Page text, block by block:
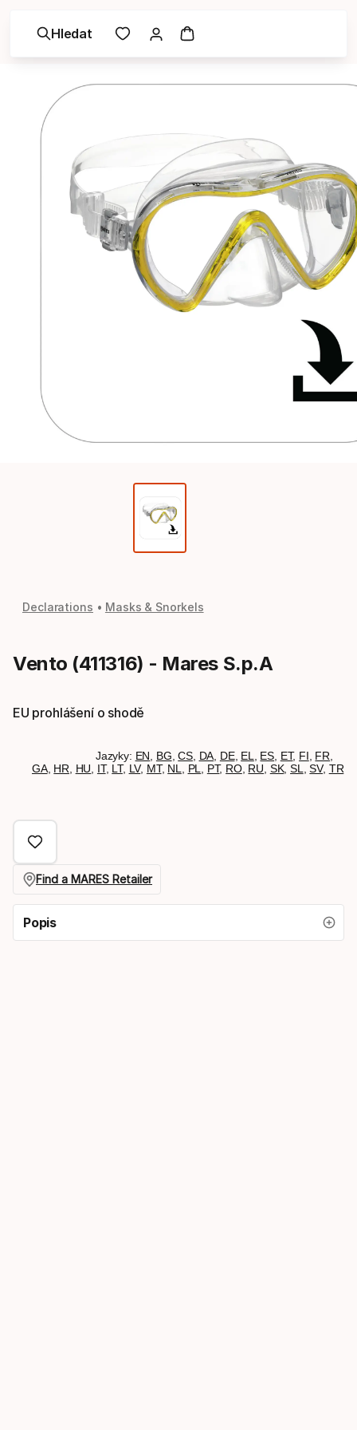
Hledat
Declarations Masks & Snorkels
Vento (411316) - Mares S.p.A
EU prohlášení o shodě
Jazyky: EN BG ,CS, DA DE, EL ES ET, FI FR
GA, HR HU IT, LT, LV, MT, NL PL PT, RO, RU SK,SL ,SV, TR
Find a MARES Retailer
Popis